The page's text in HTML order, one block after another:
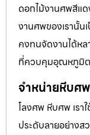
ดอกไม้งานศพสีแ
งานศพของเรานั้น
คงทนจัดงานได้หล
ที่ควบคุมอุณหภูมิ
จำหน่ายหีบศพ
โลงศพ หีบศพ เรา
ประดับลายอย่างส